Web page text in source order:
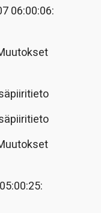
06:00:06: